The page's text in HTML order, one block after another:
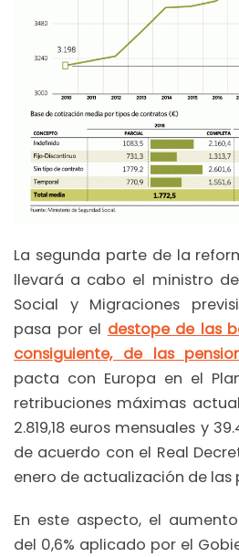
La segunda parte de la
llevará a cabo el ministro de
Social y Migraciones
pasa por el destope de las
consiguiente, de las
pacta con Europa en el
retribuciones máximas
2.819,18 euros mensuales y
de acuerdo con el Real
enero de actualización de las
En este aspecto, el
del 0,6% aplicado por el